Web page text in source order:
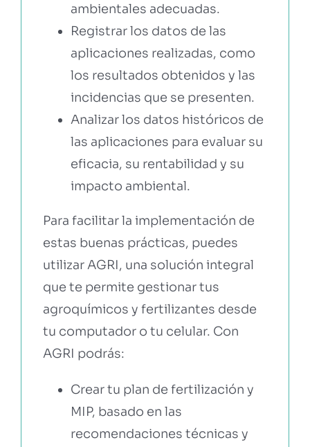
ambientales adecuadas.
Registrar los datos de las
aplicaciones realizadas, como
los resultados obtenidos y las
incidencias que se presenten.
Analizar los datos históricos de
las aplicaciones para evaluar su
eficacia, su rentabilidad y su
impacto ambiental.
Para facilitar la implementación de
estas buenas prácticas, puedes
utilizar AGRI, una solución integral
que te permite gestionar tus
agroquímicos y fertilizantes desde
tu computador o tu celular. Con
AGRI podrás:
Crear tu plan de fertilización y
MIP, basado en las
recomendaciones técnicas y